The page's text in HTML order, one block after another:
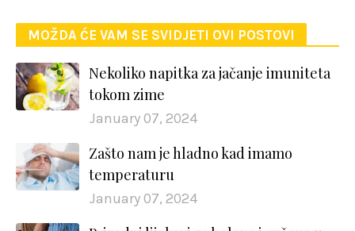
MOŽDA ĆE VAM SE SVIDJETI OVI POSTOVI
Nekoliko napitka za jačanje imuniteta
tokom zime
January 07, 2024
Zašto nam je hladno kad imamo
temperaturu
January 07, 2024